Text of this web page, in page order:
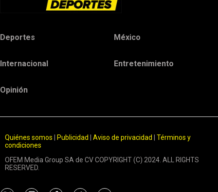
Deportes México
Internacional Entretenimiento
Opinión
Quiénes somos Publicidad Aviso de privacidad
Términos y
condiciones
OFEM Media Group SA de CV COPYRIGHT (C) 2024. ALL RIGHTS
RESERVED.